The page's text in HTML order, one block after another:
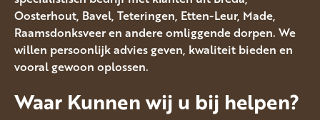
Oosterhout, Bavel, Teteringen, Etten-Leur, Made,
Raamsdonksveer en andere omliggende dorpen. We
willen persoonlijk advies geven, kwaliteit bieden en
vooral gewoon oplossen.
Waar Kunnen wij u bij helpen?